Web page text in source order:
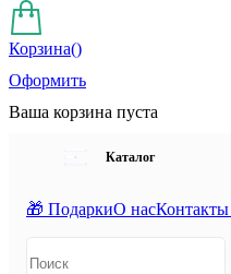
Корзина()
Оформить
Ваша корзина пуста
Каталог
🎁 ПодаркиО насКонтакты